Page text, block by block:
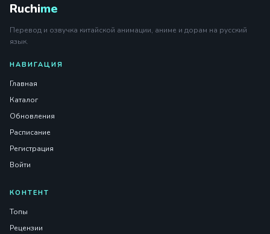
Ruchime
Перевод и озвучка китайской анимации, аниме и дорам на русский
язык.
НАВИГАЦИЯ
Главная
Каталог
Обновления
Расписание
Регистрация
Войти
КОНТЕНТ
Топы
Рецензии